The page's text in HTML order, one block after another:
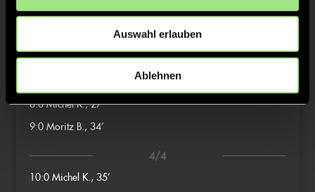
Auswahl erlauben
Ablehnen
5:0 Benedikt K., 15’
3/4
8:0 Michel K., 27’
9:0 Moritz B., 34’
4/4
10:0 Michel K., 35’